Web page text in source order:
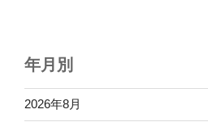
年月別
2026年8月